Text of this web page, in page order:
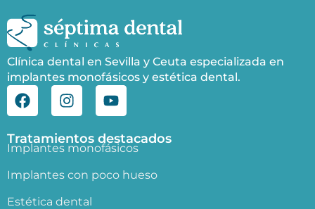
Clínica dental en Sevilla y Ceuta especializada en
implantes monofásicos y estética dental.
Tratamientos destacados
Implantes monofásicos
Implantes con poco hueso
Estética dental